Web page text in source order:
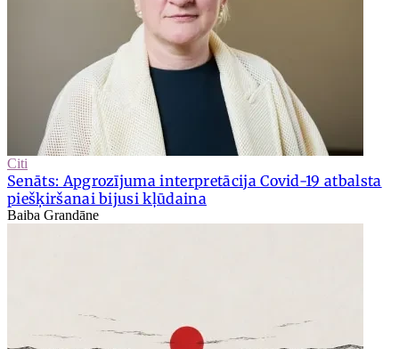
Citi
Senāts: Apgrozījuma interpretācija Covid-19 atbalsta
piešķiršanai bijusi kļūdaina
Baiba Grandāne